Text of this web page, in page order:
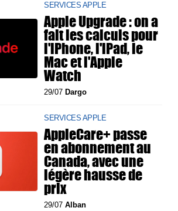
SERVICES APPLE
Apple Upgrade : on a
fait les calculs pour
l'iPhone, l'iPad, le
Mac et l'Apple
Watch
29/07 Dargo
SERVICES APPLE
AppleCare+ passe
en abonnement au
Canada, avec une
légère hausse de
prix
29/07Alban